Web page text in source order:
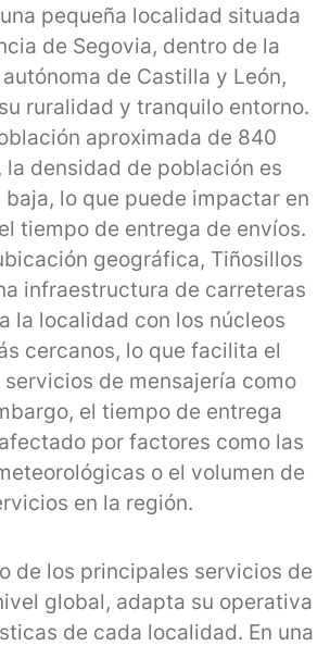
pequeña localidad situada
de Segovia, dentro de la
de Castilla y León,
ruralidad y tranquilo entorno.
aproximada de 840
la densidad de población es
lo que puede impactar en
tiempo de entrega de envíos.
geográfica, Tiñosillos
infraestructura de carreteras
la localidad con los núcleos
cercanos, lo que facilita el
servicios de mensajería como
el tiempo de entrega
por factores como las
o el volumen de
en la región.
de los principales servicios de
global, adapta su operativa
de cada localidad. En una